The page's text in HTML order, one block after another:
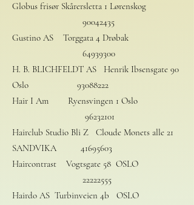
Globus frisør Skårersletta 1 Lørenskog
90042435
Gustino AS Torggata 4 Drøbak
64939300
H. B. BLICHFELDT AS Henrik Ibsensgate 90
Oslo 93088222
Hair I Am Ryensvingen 1 Oslo
96232101
Hairclub Studio Bli Z Cloude Monets alle 21
SANDVIKA 41695603
Haircontrast Vogtsgate 58 OSLO
22222555
Hairdo AS Turbinveien 4b OSLO